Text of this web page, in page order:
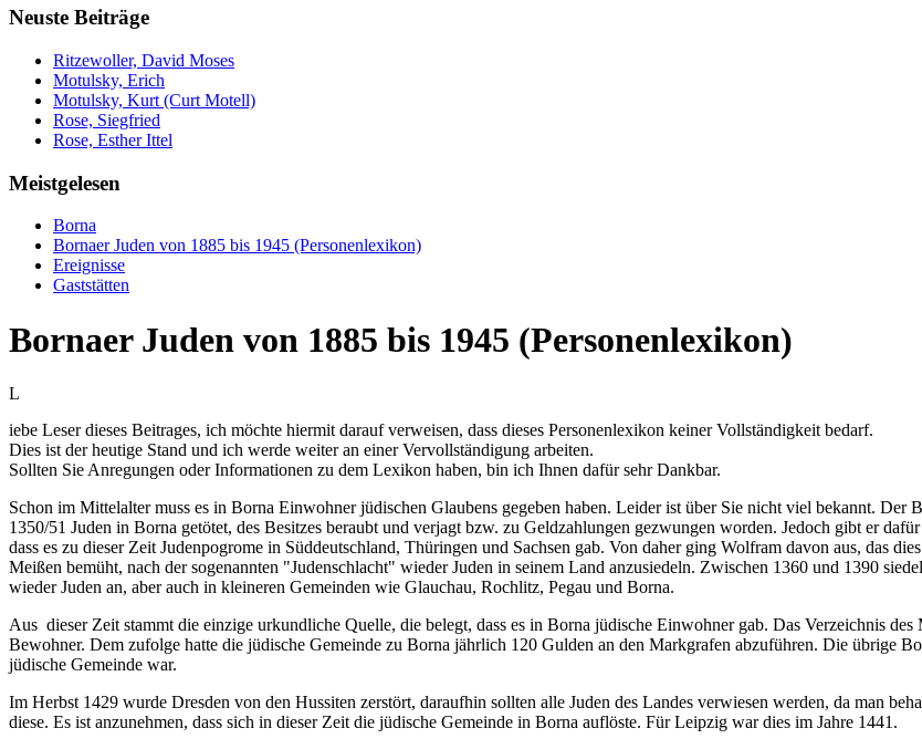
Neuste Beiträge
Ritzewoller, David Moses
Motulsky, Erich
Motulsky, Kurt (Curt Motell)
Rose, Siegfried
Rose, Esther Ittel
Meistgelesen
Borna
Bornaer Juden von 1885 bis 1945 (Personenlexikon)
Ereignisse
Gaststätten
Bornaer Juden von 1885 bis 1945 (Personenlexikon)
L
iebe Leser dieses Beitrages, ich möchte hiermit darauf verweisen, dass dieses Personenlexikon keiner Vollständigkeit bedarf.
Dies ist der heutige Stand und ich werde weiter an einer Vervollständigung arbeiten.
Sollten Sie Anregungen oder Informationen zu dem Lexikon haben, bin ich Ihnen dafür sehr Dankbar.
Schon im Mittelalter muss es in Borna Einwohner jüdischen Glaubens gegeben haben. Leider ist über Sie nicht viel bekannt.
1350/51 Juden in Borna getötet, des Besitzes beraubt und verjagt bzw. zu Geldzahlungen gezwungen worden. Jedoch gibt er
dass es zu dieser Zeit Judenpogrome in Süddeutschland, Thüringen und Sachsen gab. Von daher ging Wolfram davon aus, das
Meißen bemüht, nach der sogenannten "Judenschlacht" wieder Juden in seinem Land anzusiedeln. Zwischen 1360 und 1390
wieder Juden an, aber auch in kleineren Gemeinden wie Glauchau, Rochlitz, Pegau und Borna.
Aus dieser Zeit stammt die einzige urkundliche Quelle, die belegt, dass es in Borna jüdische Einwohner gab. Das Verzeichnis
Bewohner. Dem zufolge hatte die jüdische Gemeinde zu Borna jährlich 120 Gulden an den Markgrafen abzuführen. Die übrige
jüdische Gemeinde war.
Im Herbst 1429 wurde Dresden von den Hussiten zerstört, daraufhin sollten alle Juden des Landes verwiesen werden, da man
diese. Es ist anzunehmen, dass sich in dieser Zeit die jüdische Gemeinde in Borna auflöste. Für Leipzig war dies im Jahre 1441.